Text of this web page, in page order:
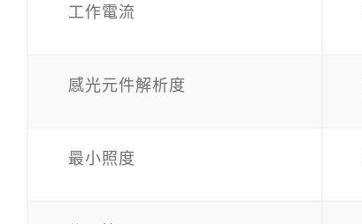
工作電流
感光元件解析度
最小照度